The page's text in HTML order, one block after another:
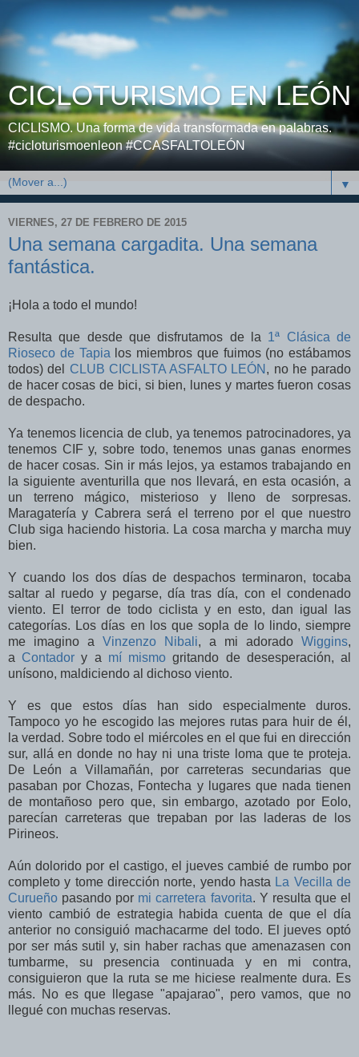
CICLOTURISMO EN LEÓN
CICLISMO. Una forma de vida transformada en palabras.
#cicloturismoenleon #CCASFALTOLEÓN
▼
VIERNES, 27 DE FEBRERO DE 2015
Una semana cargadita. Una semana
fantástica.
¡Hola a todo el mundo!
Resulta que desde que disfrutamos de la 1ª Clásica de
Rioseco de Tapia los miembros que fuimos (no estábamos
todos) del CLUB CICLISTA ASFALTO LEÓN , no he parado
de hacer cosas de bici, si bien, lunes y martes fueron cosas
de despacho.
Ya tenemos licencia de club, ya tenemos patrocinadores, ya
tenemos CIF y, sobre todo, tenemos unas ganas enormes
de hacer cosas. Sin ir más lejos, ya estamos trabajando en
la siguiente aventurilla que nos llevará, en esta ocasión, a
un terreno mágico, misterioso y lleno de sorpresas.
Maragatería y Cabrera será el terreno por el que nuestro
Club siga haciendo historia. La cosa marcha y marcha muy
bien.
Y cuando los dos días de despachos terminaron, tocaba
saltar al ruedo y pegarse, día tras día, con el condenado
viento. El terror de todo ciclista y en esto, dan igual las
categorías. Los días en los que sopla de lo lindo, siempre
me imagino a Vinzenzo Nibali, a mi adorado Wiggins,
a Contador y a mí mismo gritando de desesperación, al
unísono, maldiciendo al dichoso viento.
Y es que estos días han sido especialmente duros.
Tampoco yo he escogido las mejores rutas para huir de él,
la verdad. Sobre todo el miércoles en el que fui en dirección
sur, allá en donde no hay ni una triste loma que te proteja.
De León a Villamañán, por carreteras secundarias que
pasaban por Chozas, Fontecha y lugares que nada tienen
de montañoso pero que, sin embargo, azotado por Eolo,
parecían carreteras que trepaban por las laderas de los
Pirineos.
Aún dolorido por el castigo, el jueves cambié de rumbo por
completo y tome dirección norte, yendo hasta La Vecilla de
Curueño pasando por mi carretera favorita. Y resulta que el
viento cambió de estrategia habida cuenta de que el día
anterior no consiguió machacarme del todo. El jueves optó
por ser más sutil y, sin haber rachas que amenazasen con
tumbarme, su presencia continuada y en mi contra,
consiguieron que la ruta se me hiciese realmente dura. Es
más. No es que llegase "apajarao", pero vamos, que no
llegué con muchas reservas.